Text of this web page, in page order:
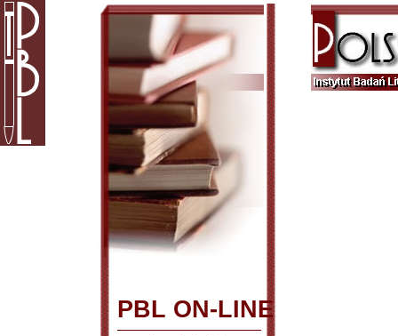
PBL ON-LINE